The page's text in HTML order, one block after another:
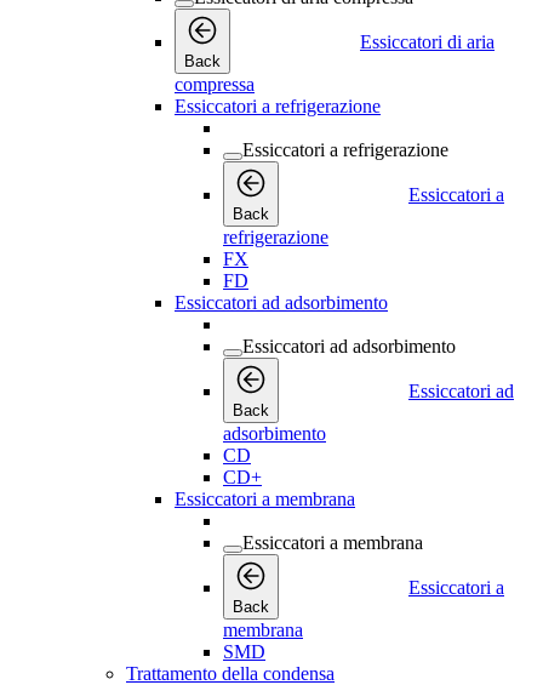
Back
Essiccatori di aria
compressa
Essiccatori a refrigerazione
Essiccatori a refrigerazione
Back
Essiccatori a
refrigerazione
FX
FD
Essiccatori ad adsorbimento
Essiccatori ad adsorbimento
Back
Essiccatori ad
adsorbimento
CD
CD+
Essiccatori a membrana
Essiccatori a membrana
Back
Essiccatori a
membrana
SMD
Trattamento della condensa